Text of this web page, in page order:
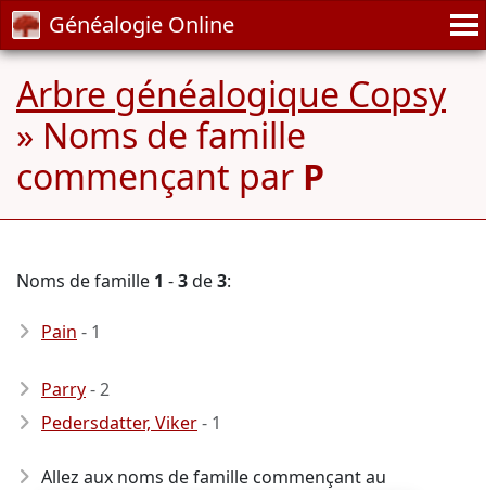
Généalogie Online
Arbre généalogique Copsy
» Noms de famille
commençant par P
Noms de famille 1 -3de3:
Pain - 1
Parry- 2
Pedersdatter, Viker- 1
Allez aux noms de famille commençant au